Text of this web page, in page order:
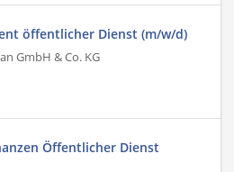
öffentlicher Dienst (m/w/d)
GmbH & Co. KG
Öffentlicher Dienst